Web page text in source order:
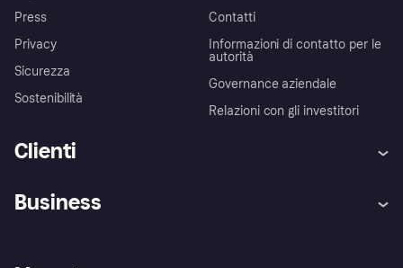
Press
Privacy
Sicurezza
Sostenibilità
Contatti
Informazioni di contatto per le
autorità
Governance aziendale
Relazioni con gli investitori
Clienti
Assistenza
Business